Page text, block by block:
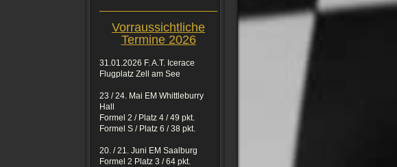
Vorraussichtliche
Termine 2026
31.01.2026 F. A.T. Icerace
Flugplatz Zell am See
23 / 24. Mai EM Whittleburry
Hall
Formel 2 / Platz 4 / 49 pkt.
Formel S / Platz 6 / 38 pkt.
20. / 21. Juni EM Saalburg
Formel 2 Platz 3 / 64 pkt.